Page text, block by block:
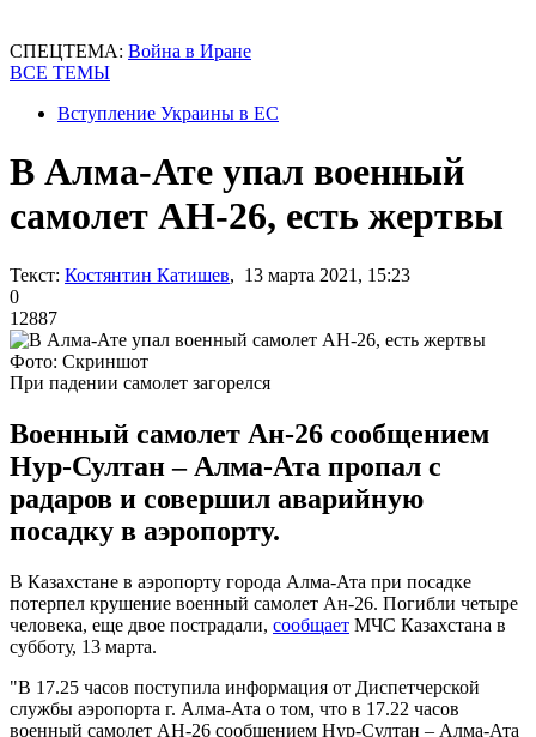
СПЕЦТЕМА: Война в Иране
ВСЕ ТЕМЫ
Вступление Украины в ЕС
В Алма-Ате упал военный
самолет АН-26, есть жертвы
Текст: Костянтин Катишев, 13 марта 2021, 15:23
0
12887
Фото: Скриншот
При падении самолет загорелся
Военный самолет Ан-26 сообщением
Нур-Султан – Алма-Ата пропал с
радаров и совершил аварийную
посадку в аэропорту.
В Казахстане в аэропорту города Алма-Ата при посадке
потерпел крушение военный самолет Ан-26. Погибли четыре
человека, еще двое пострадали, сообщает МЧС Казахстана в
субботу, 13 марта.
"В 17.25 часов поступила информация от Диспетчерской
службы аэропорта г. Алма-Ата о том, что в 17.22 часов
военный самолет АН-26 сообщением Нур-Султан – Алма-Ата